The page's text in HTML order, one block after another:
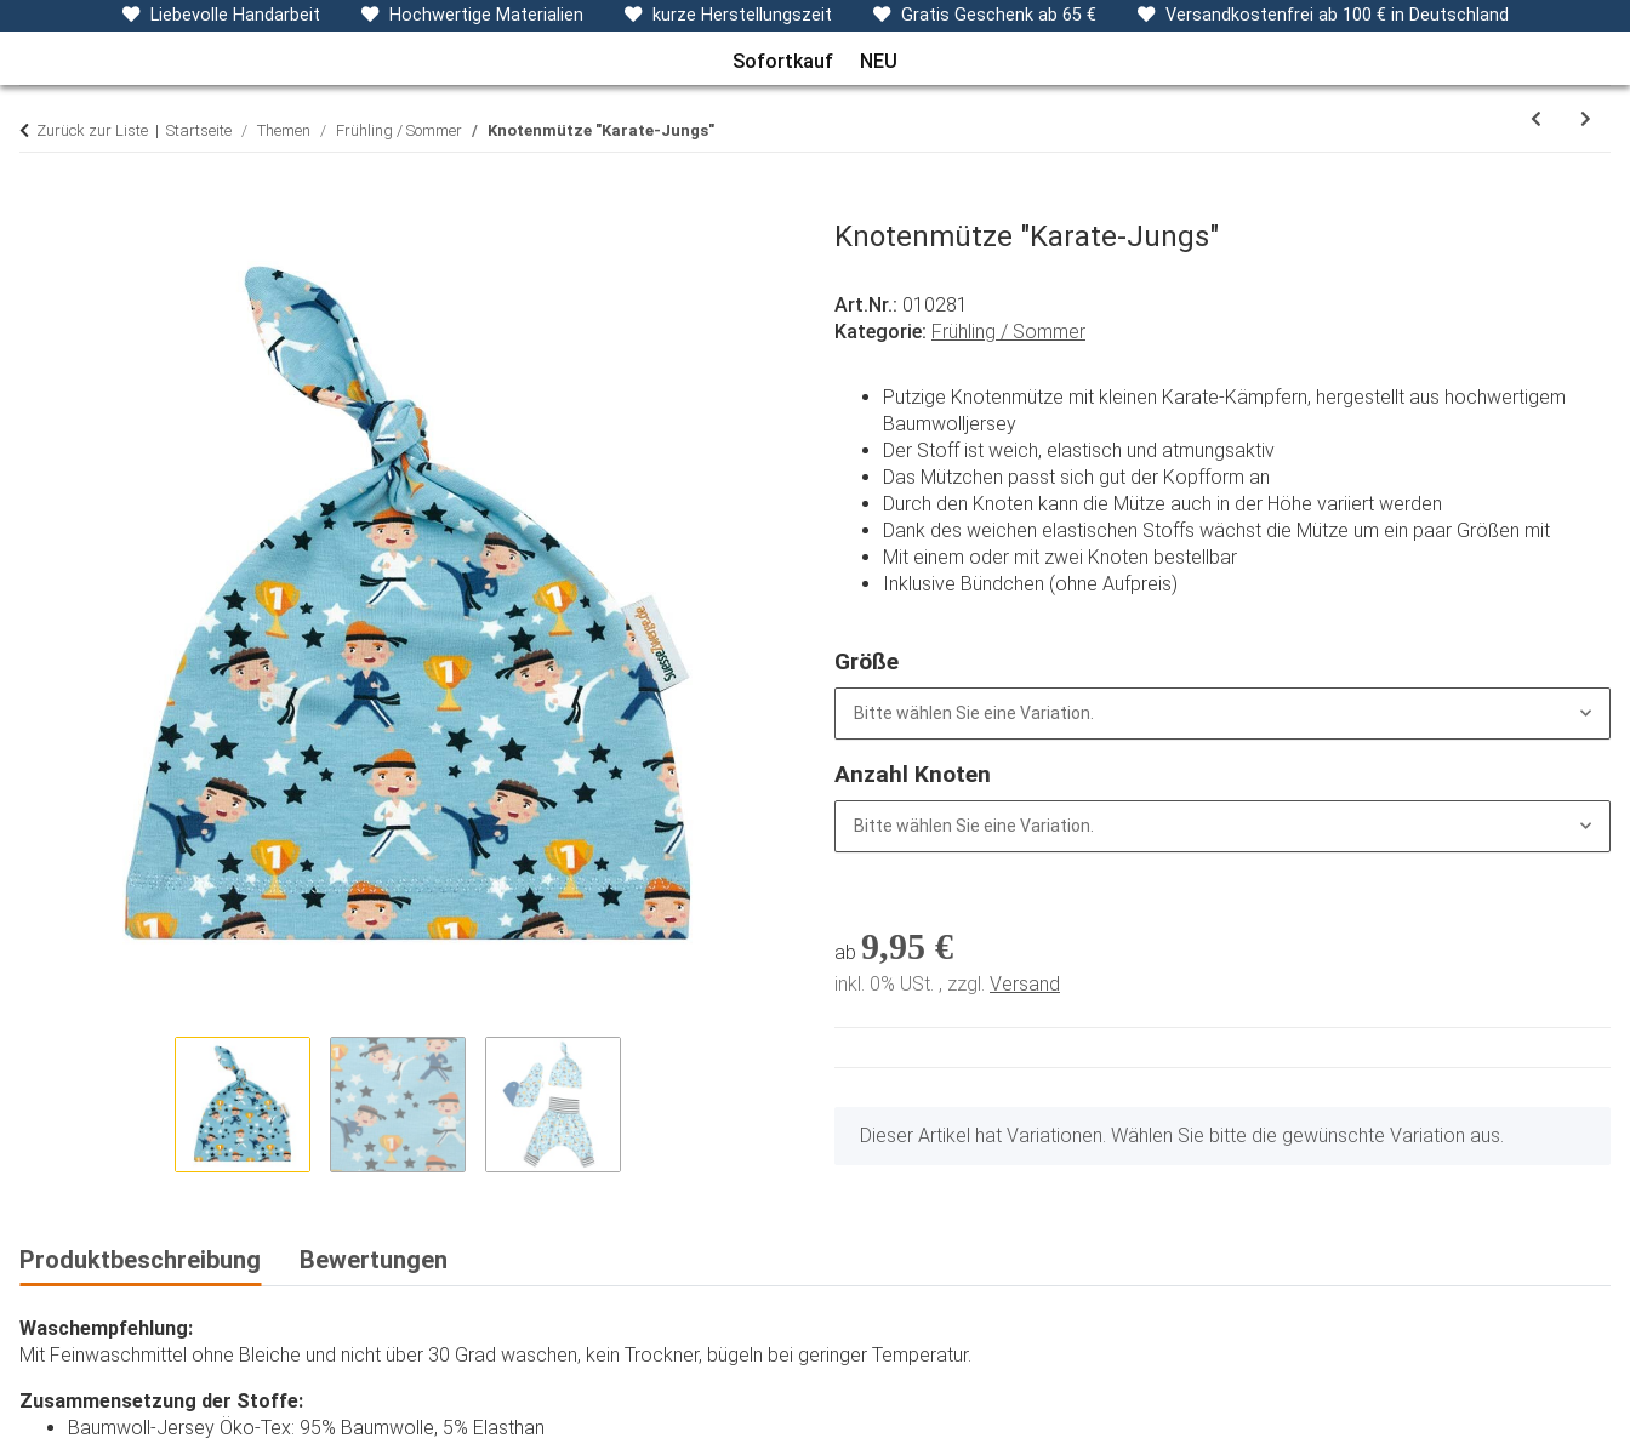
Liebevolle Handarbeit Hochwertige Materialien kurze Herstellungszeit Gratis Geschenk ab 65 € Versandkostenfrei ab 100 € in Deutschland
Baby- & Kinderkleidung Accessoires Decken, Kissen & Co Themen Sets Frühchenkleidung Stoffe Gutscheine Verpackungsservice
Sofortkauf NEU
Zurück zur Liste Startseite Themen Frühling / Sommer Knotenmütze "Karate-Jungs"
Knotenmütze "Karate-Jungs"
Art.Nr.: 010281
Kategorie: Frühling / Sommer
Putzige Knotenmütze mit kleinen Karate-Kämpfern, hergestellt aus hochwertigem
Baumwolljersey
Der Stoff ist weich, elastisch und atmungsaktiv
Das Mützchen passt sich gut der Kopfform an
Durch den Knoten kann die Mütze auch in der Höhe variiert werden
Dank des weichen elastischen Stoffs wächst die Mütze um ein paar Größen mit
Mit einem oder mit zwei Knoten bestellbar
Inklusive Bündchen (ohne Aufpreis)
Größe
Bitte wählen Sie eine Variation.
Anzahl Knoten
Bitte wählen Sie eine Variation.
ab 9,95 €
inkl. 0% USt. , zzgl. Versand
x
Dieser Artikel hat Variationen. Wählen Sie bitte die gewünschte Variation aus.
Produktbeschreibung Bewertungen
Waschempfehlung:
Mit Feinwaschmittel ohne Bleiche und nicht über 30 Grad waschen, kein Trockner, bügeln bei geringer Temperatur.
Zusammensetzung der Stoffe:
Baumwoll-Jersey Öko-Tex: 95% Baumwolle, 5% Elasthan